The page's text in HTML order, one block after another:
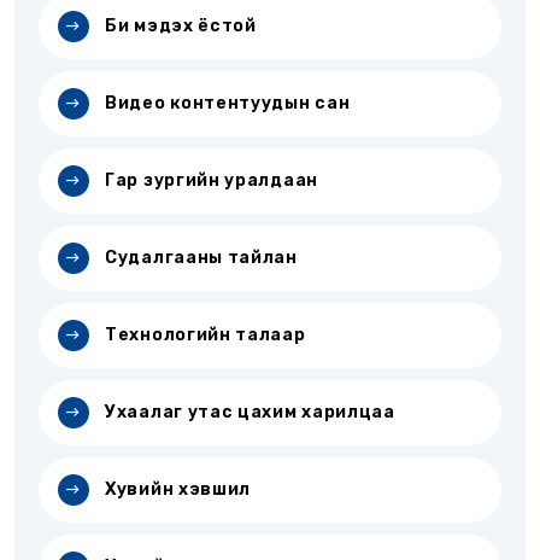
Би мэдэх ёстой
Видео контентуудын сан
Гар зургийн уралдаан
Судалгааны тайлан
Технологийн талаар
Ухаалаг утас цахим харилцаа
Хувийн хэвшил